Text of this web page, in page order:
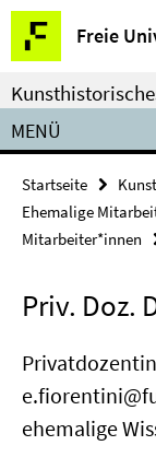
Springe
direkt
zu
Inhalt
Freie
Service-
Navigation
MENÜ
Startseite
Ehemalige
Mitarbeiter*innen
Priv. Doz.
Privatdozentin
ehemalige